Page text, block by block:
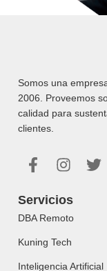
Somos una
2006. Proveemos
calidad para
clientes.
Servicios
DBA Remoto
Kuning Tech
Inteligencia Artificial